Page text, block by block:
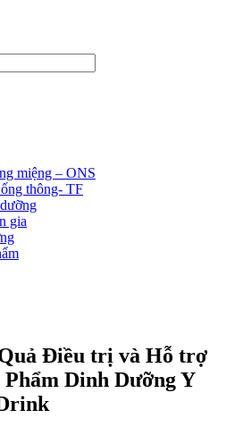
miệng – ONS
thông- TF
gia
Điều trị và Hỗ trợ
Dinh Dưỡng Y